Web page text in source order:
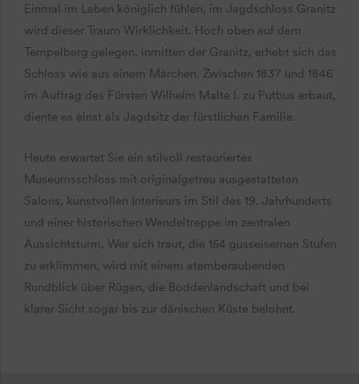
Einmal im Leben königlich fühlen, im Jagdschloss Granitz
wird dieser Traum Wirklichkeit. Hoch oben auf dem
Tempelberg gelegen, inmitten der Granitz, erhebt sich das
Schloss wie aus einem Märchen. Zwischen 1837 und 1846
im Auftrag des Fürsten Wilhelm Malte I. zu Putbus erbaut,
diente es einst als Jagdsitz der fürstlichen Familie.
Heute erwartet Sie ein stilvoll restauriertes
Museumsschloss mit originalgetreu ausgestatteten
Salons, kunstvollen Interieurs im Stil des 19. Jahrhunderts
und einer historischen Wendeltreppe im zentralen
Aussichtsturm. Wer sich traut, die 154 gusseisernen Stufen
zu erklimmen, wird mit einem atemberaubenden
Rundblick über Rügen, die Boddenlandschaft und bei
klarer Sicht sogar bis zur dänischen Küste belohnt.